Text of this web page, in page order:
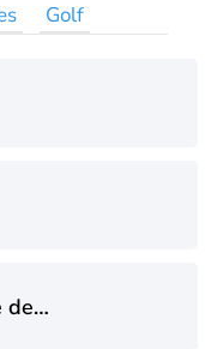
Golf
de